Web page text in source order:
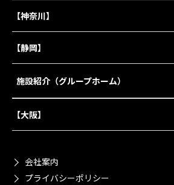
【神奈川】
【静岡】
施設紹介（グループホーム）
【大阪】
会社案内
プライバシーポリシー